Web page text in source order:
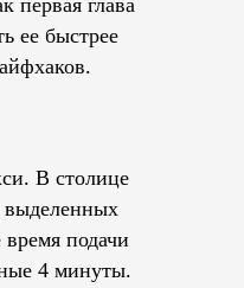
первая глава
ее быстрее
В столице
время подачи
4 минуты.